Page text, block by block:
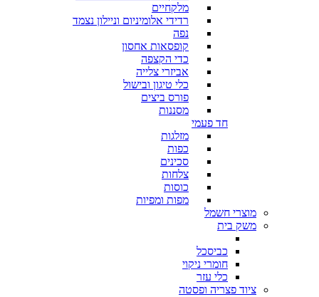
מלקחיים
רדידי אלומיניום וניילון נצמד
נפה
קופסאות אחסון
כדי הקצפה
אביזרי צלייה
כלי טיגון ובישול
פורס ביצים
מסננות
חד פעמי
מזלגות
כפות
סכינים
צלחות
כוסות
מפות ומפיות
מוצרי חשמל
משק בית
כביסכל
חומרי ניקוי
כלי עזר
ציוד פצריה ופסטה